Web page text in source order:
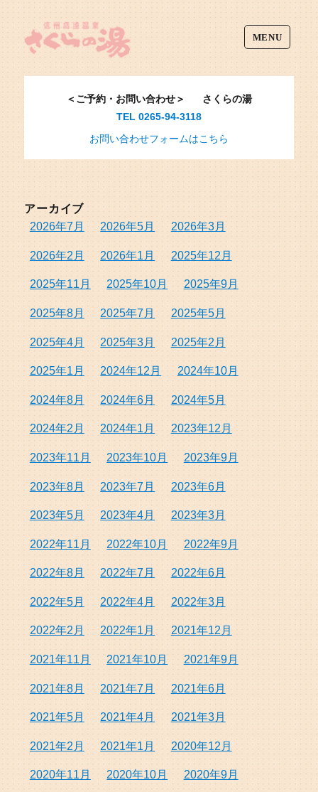
MENU
＜ご予約・お問い合わせ＞
さくらの湯
TEL 0265-94-3118
お問い合わせフォームはこちら
アーカイブ
2026年7月 2026年5月 2026年3月
2026年2月 2026年1月 2025年12月
2025年11月 2025年10月 2025年9月
2025年8月 2025年7月 2025年5月
2025年4月 2025年3月 2025年2月
2025年1月 2024年12月 2024年10月
2024年8月 2024年6月 2024年5月
2024年2月 2024年1月 2023年12月
2023年11月 2023年10月 2023年9月
2023年8月 2023年7月 2023年6月
2023年5月 2023年4月 2023年3月
2022年11月 2022年10月 2022年9月
2022年8月 2022年7月 2022年6月
2022年5月 2022年4月 2022年3月
2022年2月 2022年1月 2021年12月
2021年11月 2021年10月 2021年9月
2021年8月 2021年7月 2021年6月
2021年5月 2021年4月 2021年3月
2021年2月 2021年1月 2020年12月
2020年11月 2020年10月 2020年9月